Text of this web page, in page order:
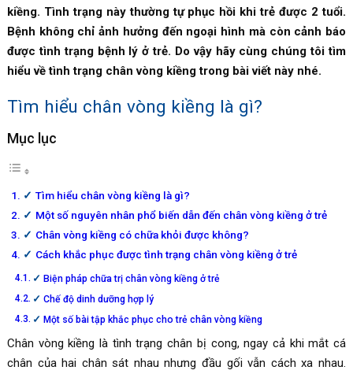
kiềng. Tình trạng này thường tự phục hồi khi trẻ được 2 tuổi.
Bệnh không chỉ ảnh hưởng đến ngoại hình mà còn cảnh báo
được tình trạng bệnh lý ở trẻ. Do vậy hãy cùng chúng tôi tìm
hiểu về tình trạng chân vòng kiềng trong bài viết này nhé.
Tìm hiểu chân vòng kiềng là gì?
Mục lục
Tìm hiểu chân vòng kiềng là gì?
Một số nguyên nhân phổ biến dẫn đến chân vòng kiềng ở trẻ
Chân vòng kiềng có chữa khỏi được không?
Cách khắc phục được tình trạng chân vòng kiềng ở trẻ
Biện pháp chữa trị chân vòng kiềng ở trẻ
Chế độ dinh dưỡng hợp lý
Một số bài tập khắc phục cho trẻ chân vòng kiềng
Chân vòng kiềng là tình trạng chân bị cong, ngay cả khi mắt cá
chân của hai chân sát nhau nhưng đầu gối vẫn cách xa nhau.